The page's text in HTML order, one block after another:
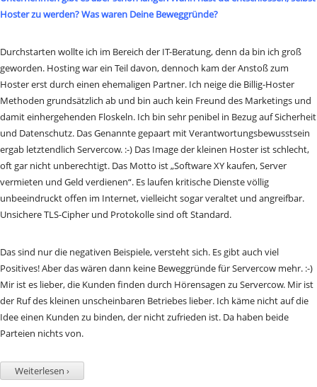
Hoster zu werden? Was waren Deine Beweggründe?
Durchstarten wollte ich im Bereich der IT-Beratung, denn da bin ich groß
geworden. Hosting war ein Teil davon, dennoch kam der Anstoß zum
Hoster erst durch einen ehemaligen Partner. Ich neige die Billig-Hoster
Methoden grundsätzlich ab und bin auch kein Freund des Marketings und
damit einhergehenden Floskeln. Ich bin sehr penibel in Bezug auf Sicherheit
und Datenschutz. Das Genannte gepaart mit Verantwortungsbewusstsein
ergab letztendlich Servercow. :-) Das Image der kleinen Hoster ist schlecht,
oft gar nicht unberechtigt. Das Motto ist „Software XY kaufen, Server
vermieten und Geld verdienen“. Es laufen kritische Dienste völlig
unbeeindruckt offen im Internet, vielleicht sogar veraltet und angreifbar.
Unsichere TLS-Cipher und Protokolle sind oft Standard.
Das sind nur die negativen Beispiele, versteht sich. Es gibt auch viel
Positives! Aber das wären dann keine Beweggründe für Servercow mehr. :-)
Mir ist es lieber, die Kunden finden durch Hörensagen zu Servercow. Mir ist
der Ruf des kleinen unscheinbaren Betriebes lieber. Ich käme nicht auf die
Idee einen Kunden zu binden, der nicht zufrieden ist. Da haben beide
Parteien nichts von.
Weiterlesen ›